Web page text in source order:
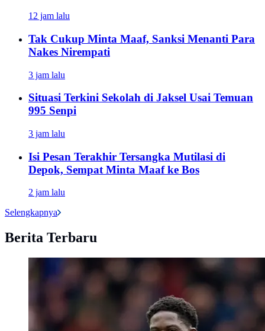
12 jam lalu
Tak Cukup Minta Maaf, Sanksi Menanti Para
Nakes Nirempati
3 jam lalu
Situasi Terkini Sekolah di Jaksel Usai Temuan
995 Senpi
3 jam lalu
Isi Pesan Terakhir Tersangka Mutilasi di
Depok, Sempat Minta Maaf ke Bos
2 jam lalu
Selengkapnya
Berita Terbaru